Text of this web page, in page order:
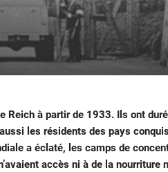
à partir de 1933. Ils ont
les résidents des pays
a éclaté, les camps de
accès ni à de la nourriture